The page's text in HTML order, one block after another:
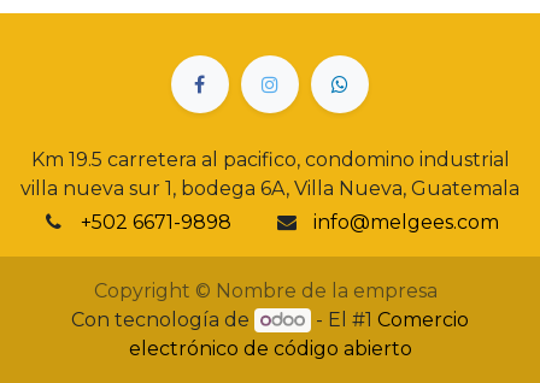
Km 19.5 carretera al pacifico, condomino industrial
villa nueva sur 1, bodega 6A, Villa Nueva, Guatemala
+502 6671-9898
info@melgees.com
Copyright © Nombre de la empresa
Con tecnología de
- El #1 Comercio
electrónico de código abierto